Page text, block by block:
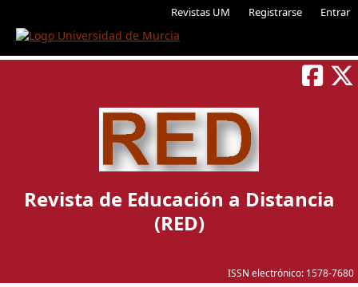
Revistas UM Registrarse Entrar
ISSN electrónico: 1578-7680
Revista de Educación a Distancia
(RED)